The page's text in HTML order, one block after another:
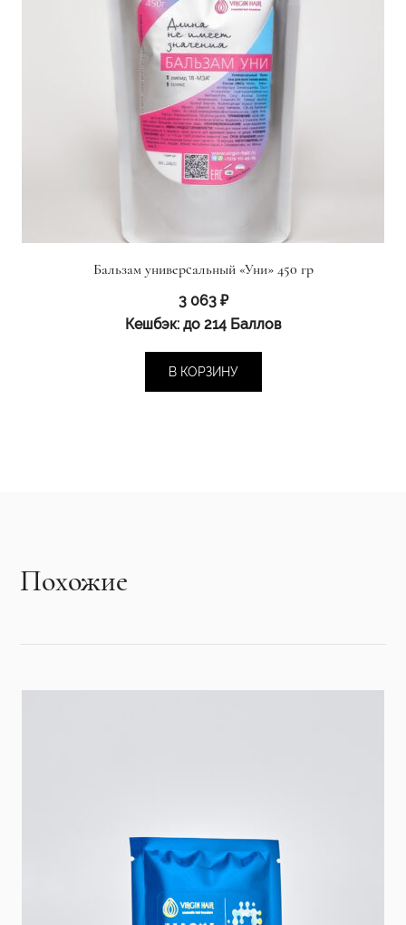
Бальзам универсальный «Уни» 450 гр
3 063 ₽
Кешбэк: до 214 Баллов
В КОРЗИНУ
Похожие